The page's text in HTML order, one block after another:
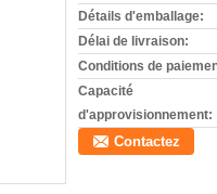
Détails d'emballage:
Délai de livraison:
Conditions de
Capacité
d'approvisionnement:
Contactez